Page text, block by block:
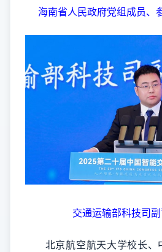
海南省人民政府党组成员、
交通运输部科技司
北京航空航天大学校长、